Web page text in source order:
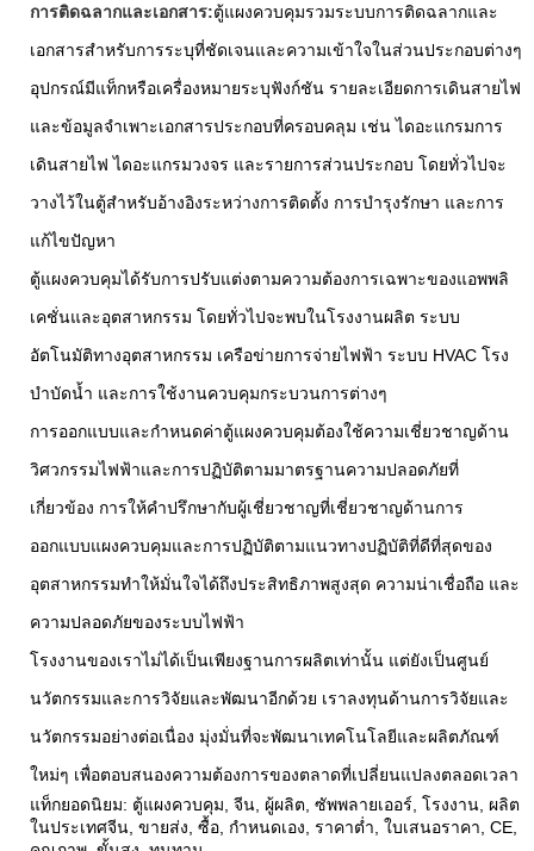
การติดฉลากและเอกสาร:ตู้แผงควบคุมรวมระบบการติดฉลากและ
เอกสารสำหรับการระบุที่ชัดเจนและความเข้าใจในส่วนประกอบต่างๆ
อุปกรณ์มีแท็กหรือเครื่องหมายระบุฟังก์ชัน รายละเอียดการเดินสายไฟ
และข้อมูลจำเพาะเอกสารประกอบที่ครอบคลุม เช่น ไดอะแกรมการ
เดินสายไฟ ไดอะแกรมวงจร และรายการส่วนประกอบ โดยทั่วไปจะ
วางไว้ในตู้สำหรับอ้างอิงระหว่างการติดตั้ง การบำรุงรักษา และการ
แก้ไขปัญหา
ตู้แผงควบคุมได้รับการปรับแต่งตามความต้องการเฉพาะของแอพพลิ
เคชั่นและอุตสาหกรรม โดยทั่วไปจะพบในโรงงานผลิต ระบบ
อัตโนมัติทางอุตสาหกรรม เครือข่ายการจ่ายไฟฟ้า ระบบ HVAC โรง
บำบัดน้ำ และการใช้งานควบคุมกระบวนการต่างๆ
การออกแบบและกำหนดค่าตู้แผงควบคุมต้องใช้ความเชี่ยวชาญด้าน
วิศวกรรมไฟฟ้าและการปฏิบัติตามมาตรฐานความปลอดภัยที่
เกี่ยวข้อง การให้คำปรึกษากับผู้เชี่ยวชาญที่เชี่ยวชาญด้านการ
ออกแบบแผงควบคุมและการปฏิบัติตามแนวทางปฏิบัติที่ดีที่สุดของ
อุตสาหกรรมทำให้มั่นใจได้ถึงประสิทธิภาพสูงสุด ความน่าเชื่อถือ และ
ความปลอดภัยของระบบไฟฟ้า
โรงงานของเราไม่ได้เป็นเพียงฐานการผลิตเท่านั้น แต่ยังเป็นศูนย์
นวัตกรรมและการวิจัยและพัฒนาอีกด้วย เราลงทุนด้านการวิจัยและ
นวัตกรรมอย่างต่อเนื่อง มุ่งมั่นที่จะพัฒนาเทคโนโลยีและผลิตภัณฑ์
ใหม่ๆ เพื่อตอบสนองความต้องการของตลาดที่เปลี่ยนแปลงตลอดเวลา
แท็กยอดนิยม: ตู้แผงควบคุม, จีน, ผู้ผลิต, ซัพพลายเออร์, โรงงาน, ผลิต
ในประเทศจีน, ขายส่ง, ซื้อ, กำหนดเอง, ราคาต่ำ, ใบเสนอราคา, CE,